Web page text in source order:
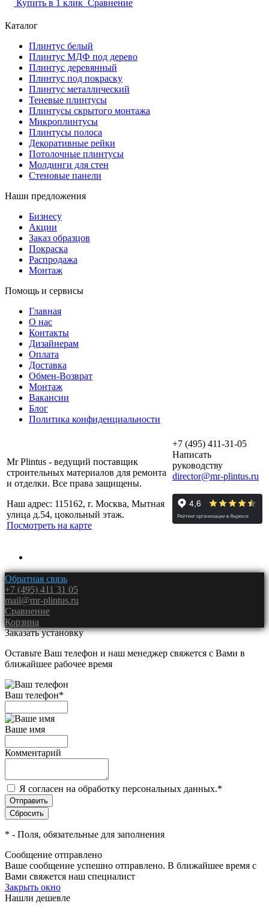
Купить в 1 клик Сравнение
Каталог
Плинтус белый
Плинтус МДФ под дерево
Плинтус деревянный
Плинтус под покраску
Плинтус металлический
Теневые плинтусы
Плинтусы скрытого монтажа
Микроплинтусы
Плинтусы полоса
Декоративные рейки
Потолочные плинтусы
Молдинги для стен
Стеновые панели
Наши предложения
Бизнесу
Акции
Заказ образцов
Покраска
Распродажа
Монтаж
Помощь и сервисы
Главная
О нас
Контакты
Дизайнерам
Оплата
Доставка
Обмен-Возврат
Монтаж
Вакансии
Блог
Политика конфиденциальности
Mr Plintus - ведущий поставщик
строительных материалов для ремонта
и отделки. Все права защищены.
Наш адрес: 115162, г. Москва, Мытная
улица д.54, цокольный этаж.
Посмотреть на карте
+7 (495) 411-31-05
Написать
руководству
director@mr-plintus.ru
Обратная связь
+7 (495) 411 31 05
mail@mr-plintus.ru
Сравнение
Корзина
Заказать установку
Оставьте Ваш телефон и наш менеджер свяжется с Вами в
ближайшее рабочее время
Ваш телефон*
Ваше имя
Комментарий
Я согласен на обработку персональных данных.*
* - Поля, обязательные для заполнения
Сообщение отправлено
Ваше сообщение успешно отправлено. В ближайшее время с
Вами свяжется наш специалист
Закрыть окно
Нашли дешевле